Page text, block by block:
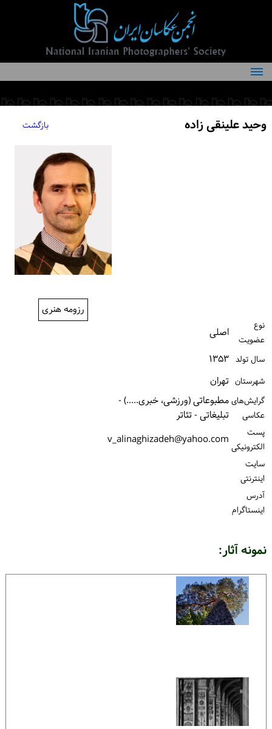
درباره انجمن
کمیته‌های انجمن
وحید علینقی زاده بازگشت
رزومه هنری
نوع
عضویت
اصلی
سال تولد ۱۳۵۳
شهرستان تهران
گرایش‌های
عکاسی
مطبوعاتی (ورزشی، خبری.....) -
تبلیغاتی - تئاتر
پست
الكترونیكی v_alinaghizadeh@yahoo.com
سایت
اینترنتی
آدرس
اینستاگرام
نمونه آثار: